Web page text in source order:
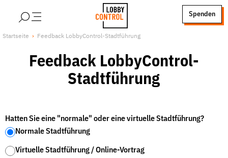
LobbyControl
Spenden
Über uns
Publikationen und Material
Lobbykritische Stadtführungen
Unsere Schwerpunkte
Startseite Feedback LobbyControl-Stadtführung
Feedback LobbyControl-
Stadtführung
Hatten Sie eine "normale" oder eine virtuelle Stadtführung?
Normale Stadtführung
Virtuelle Stadtführung / Online-Vortrag